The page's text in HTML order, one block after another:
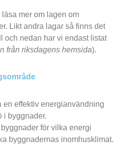
läsa mer om lagen om
Likt andra lagar så finns det
och nedan har vi endast listat
från riksdagens hemsida).
en effektiv energianvändning
i byggnader.
för vilka energi
byggnadernas inomhusklimat.